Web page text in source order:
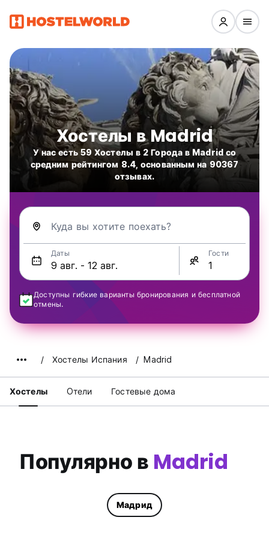
Хостелы в Madrid
У нас есть 59 Хостелы в 2 Города в Madrid со
средним рейтингом 8.4, основанным на 90367
отзывах.
Куда вы хотите поехать?
Даты Гости
Доступны гибкие варианты бронирования и бесплатной
отмены.
Хостелы Испания Madrid
Хостелы Oтели Гостевые дома
Популярно в Madrid
Мадрид